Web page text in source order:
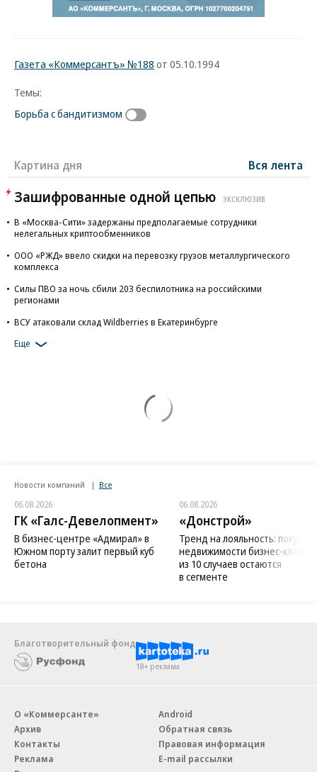
Газета «Коммерсантъ» №188 от 05.10.1994
Темы:
Борьба с бандитизмом
Картина дня Вся лента
Зашифрованные одной цепью ЭКСКЛЮЗИВ
В «Москва-Сити» задержаны предполагаемые сотрудники
нелегальных криптообменников
ООО «РЖД» ввело скидки на перевозку грузов металлургического
комплекса
Силы ПВО за ночь сбили 203 беспилотника на российскими
регионами
ВСУ атаковали склад Wildberries в Екатеринбурге
Еще
Новости компаний Все
06.08.2026
ГК «Галс-Девелопмент»
В бизнес-центре «Адмирал» в
Южном порту залит первый куб
бетона
06.08.2026
«Донстрой»
Тренд на лояльность:
недвижимости бизнес-класса
из 10 случаев остаются
в сегменте
Благотворительный фонд
18+ реклама
О «Коммерсанте»
Архив
Контакты
Реклама
Android
Обратная связь
Правовая информация
E-mail рассылки